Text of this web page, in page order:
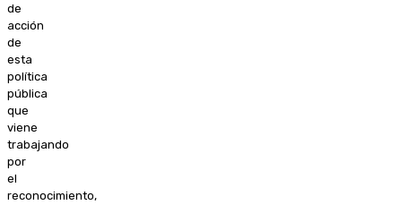
de
acción
de
esta
política
pública
que
viene
trabajando
por
el
reconocimiento,